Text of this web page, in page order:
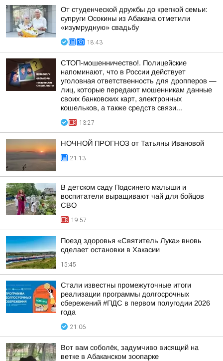
От студенческой дружбы до крепкой семьи:
супруги Осокины из Абакана отметили
«изумрудную» свадьбу
18:43
СТОП-мошенничество!. Полицейские
напоминают, что в России действует
уголовная ответственность для дропперов —
лиц, которые передают мошенникам данные
своих банковских карт, электронных
кошельков, а также средств связи...
13:27
НОЧНОЙ ПРОГНОЗ от Татьяны Ивановой
21:13
В детском саду Подсинего малыши и
воспитатели выращивают чай для бойцов
СВО
19:57
Поезд здоровья «Святитель Лука» вновь
сделает остановки в Хакасии
15:45
Стали известны промежуточные итоги
реализации программы долгосрочных
сбережений #ПДС в первом полугодии 2026
года
21:06
Вот вам соболёк, задумчиво висящий на
ветке в Абаканском зоопарке